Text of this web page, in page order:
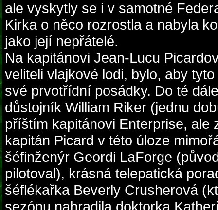
ale vyskytly se i v samotné
Kirka o něco rozrostla a nabyla
jako její nepřátelé.
Na kapitánovi Jean-Lucu
veliteli vlajkové lodi, bylo, aby
své prvotřídní posádky. Do té
důstojník William Riker (jednu
příštím kapitánovi Enterprise, ale
kapitán Picard v této úloze
šéfinženýr Geordi LaForge
pilotoval), krásná telepatická
šéflékařka Beverly Crusherová
sezónu nahradila doktorka